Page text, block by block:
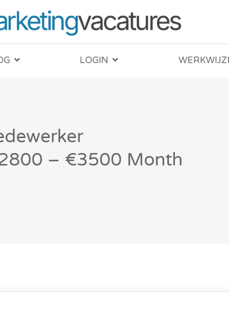
LOGIN
– €3500 Month